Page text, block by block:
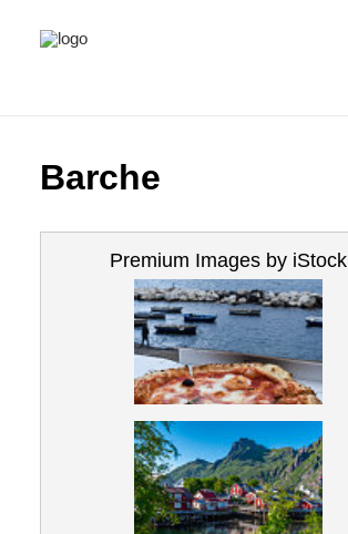
IMMAGINI
ITALIANO(ITALIANO)
Barche
Premium Images by iStock